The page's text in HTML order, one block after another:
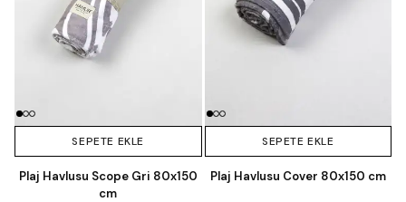
SEPETE EKLE
Plaj Havlusu Scope Gri 80x150
cm
SEPETE EKLE
Plaj Havlusu Cover 80x150 cm